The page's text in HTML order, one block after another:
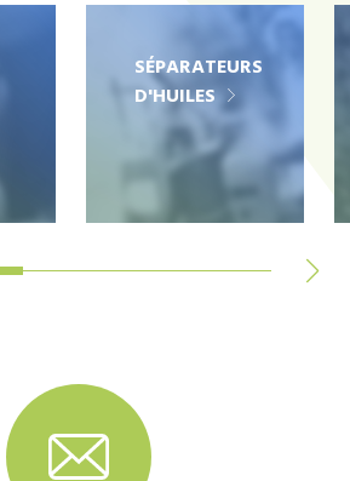
SÉPARATEURS
D'HUILES